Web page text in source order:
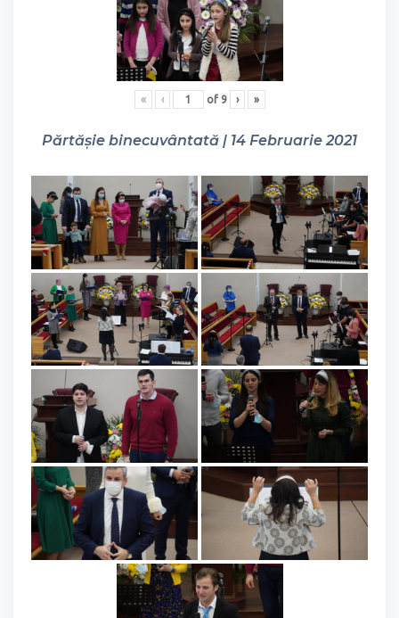
« ‹ of 9 › »
Părtășie binecuvântată | 14 Februarie 2021